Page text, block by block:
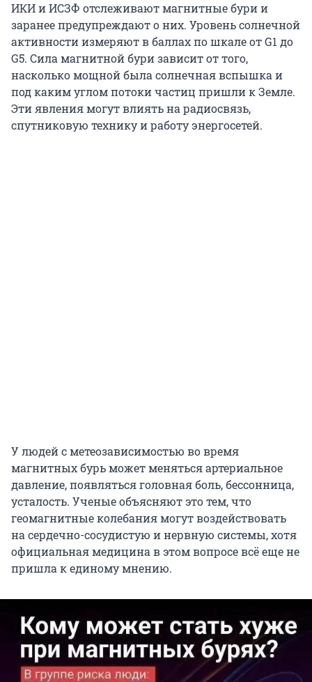
ИКИ и ИСЗФ отслеживают магнитные бури и
заранее предупреждают о них. Уровень солнечной
активности измеряют в баллах по шкале от G1 до
G5. Сила магнитной бури зависит от того,
насколько мощной была солнечная вспышка и
под каким углом потоки частиц пришли к Земле.
Эти явления могут влиять на радиосвязь,
спутниковую технику и работу энергосетей.
У людей с метеозависимостью во время
магнитных бурь может меняться артериальное
давление, появляться головная боль, бессонница,
усталость. Ученые объясняют это тем, что
геомагнитные колебания могут воздействовать
на сердечно-сосудистую и нервную системы, хотя
официальная медицина в этом вопросе всё еще не
пришла к единому мнению.